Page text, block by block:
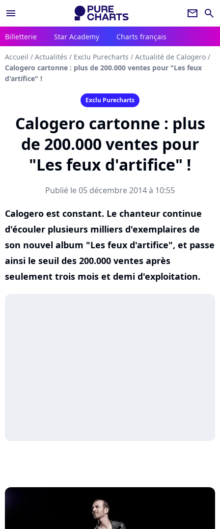
menu newsletter search
Billetterie Star Academy Charts français
Accueil / Actualités / Exclu Purecharts / Actualité de Calogero /
Calogero cartonne : plus de 200.000 ventes pour "Les feux
d'artifice" !
Exclu Purecharts
Calogero cartonne : plus
de 200.000 ventes pour
"Les feux d'artifice" !
Publié le 05 décembre 2014 à 10:55
Calogero est constant. Le chanteur continue
d'écouler plusieurs milliers d'exemplaires de
son nouvel album "Les feux d'artifice", et passe
ainsi le seuil des 200.000 ventes après
seulement trois mois et demi d'exploitation.